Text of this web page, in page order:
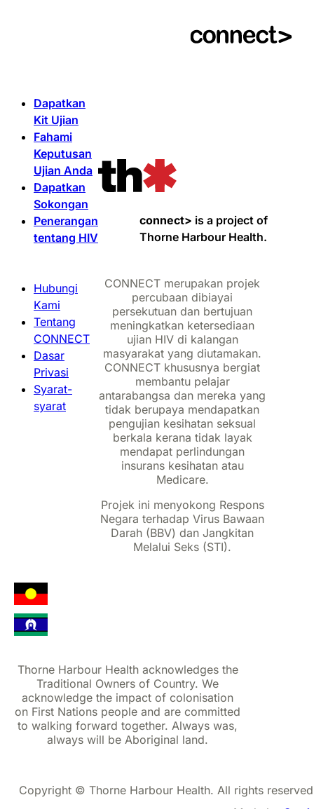
Dapatkan
Kit Ujian
Fahami
Keputusan
Ujian Anda
Dapatkan
Sokongan
Penerangan
tentang HIV
Hubungi
Kami
Tentang
CONNECT
Dasar
Privasi
Syarat-
syarat
connect> is a project of
Thorne Harbour Health.
CONNECT merupakan projek
percubaan dibiayai
persekutuan dan bertujuan
meningkatkan ketersediaan
ujian HIV di kalangan
masyarakat yang diutamakan.
CONNECT khususnya bergiat
membantu pelajar
antarabangsa dan mereka yang
tidak berupaya mendapatkan
pengujian kesihatan seksual
berkala kerana tidak layak
mendapat perlindungan
insurans kesihatan atau
Medicare.
Projek ini menyokong Respons
Negara terhadap Virus Bawaan
Darah (BBV) dan Jangkitan
Melalui Seks (STI).
Thorne Harbour Health acknowledges the
Traditional Owners of Country. We
acknowledge the impact of colonisation
on First Nations people and are committed
to walking forward together. Always was,
always will be Aboriginal land.
Copyright © Thorne Harbour Health. All rights